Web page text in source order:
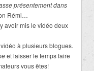
présentement dans
Rémi…
avoir mis le vidéo deux
à plusieurs blogues.
et laisser le temps faire
vous êtes!